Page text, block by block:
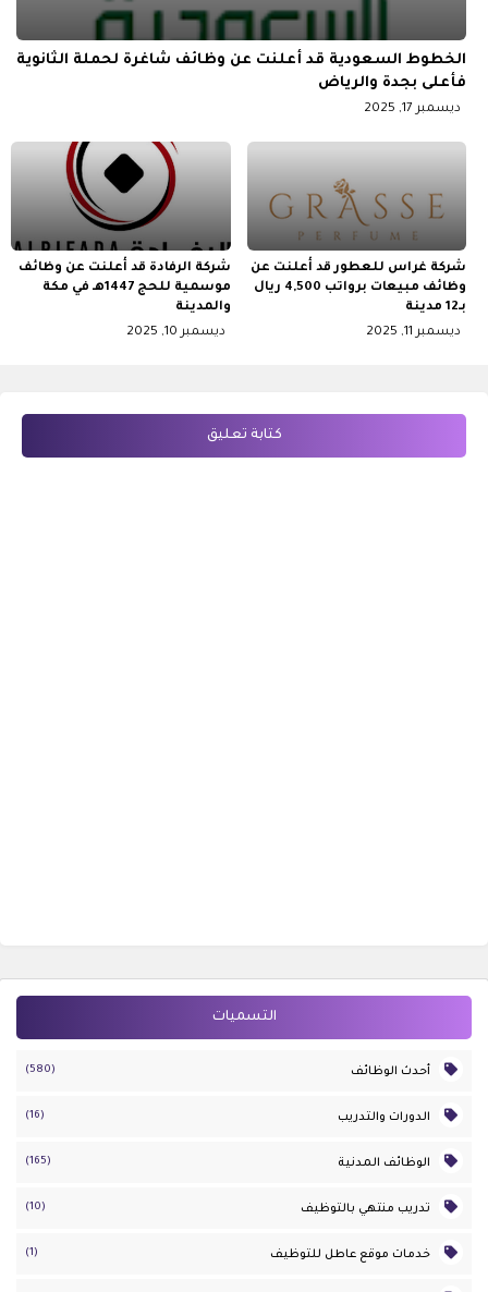
الخطوط السعودية قد أعلنت عن وظائف شاغرة لحملة الثانوية
فأعلى بجدة والرياض
ديسمبر 17, 2025
شركة غراس للعطور قد أعلنت عن
وظائف مبيعات برواتب 4,500 ريال
بـ12 مدينة
ديسمبر 11, 2025
شركة الرفادة قد أعلنت عن وظائف
موسمية للحج 1447هـ في مكة
والمدينة
ديسمبر 10, 2025
كتابة تعليق
التسميات
أحدث الوظائف (580)
الدورات والتدريب (16)
الوظائف المدنية (165)
تدريب منتهي بالتوظيف (10)
خدمات موقع عاطل للتوظيف (1)